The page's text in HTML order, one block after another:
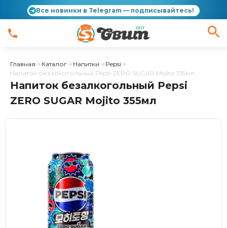
Все новинки в Telegram — подписывайтесь!
Главная Каталог Напитки
Pepsi
Напиток безалкогольный Pepsi ZERO SUGAR Mojito 355мл
Напиток безалкогольный Pepsi
ZERO SUGAR Mojito 355мл